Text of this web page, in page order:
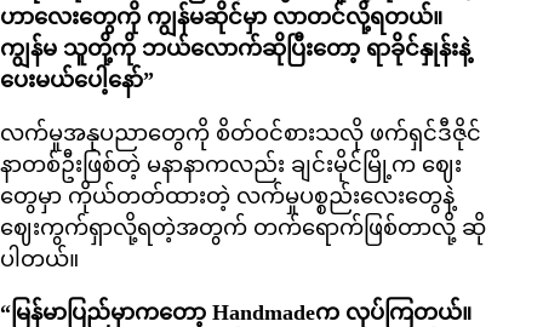
ဟာလေးတွေကို ကျွန်မဆိုင်မှာ လာတင်လို့ရတယ်။
ကျွန်မ သူတို့ကို ဘယ်လောက်ဆိုပြီးတော့ ရာခိုင်နှုန်းနဲ့
ပေးမယ်ပေါ့နော်”
လက်မှုအနုပညာတွေကို စိတ်ဝင်စားသလို ဖက်ရှင်ဒီဇိုင်
နာတစ်ဦးဖြစ်တဲ့ မနာနာကလည်း ချင်းမိုင်မြို့က ဈေး
တွေမှာ ကိုယ်တတ်ထားတဲ့ လက်မှုပစ္စည်းလေးတွေနဲ့
ဈေးကွက်ရှာလို့ရတဲ့အတွက် တက်ရောက်ဖြစ်တာလို့ ဆို
ပါတယ်။
“မြန်မာပြည်မှာကတော့ Handmadeက လုပ်ကြတယ်။